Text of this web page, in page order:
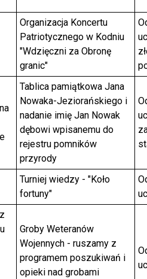
Organizacja Koncertu
Patriotycznego w Kodniu
"Wdzięczni za Obronę
granic"
Tablica pamiątkowa Jana
Nowaka-Jeziorańskiego i
nadanie imię Jan Nowak
dębowi wpisanemu do
rejestru pomników
przyrody
Turniej wiedzy - "Koło
fortuny"
Groby Weteranów
Wojennych - ruszamy z
programem poszukiwań i
opieki nad grobami